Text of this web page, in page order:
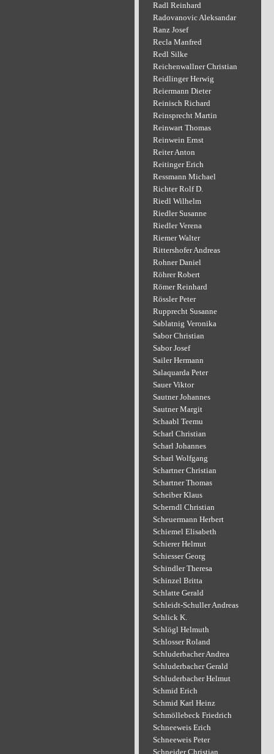
Radl Reinhard
Radovanovic Aleksandar
Ranz Josef
Recla Manfred
Redl Silke
Reichenwallner Christian
Reidlinger Herwig
Reiermann Dieter
Reinisch Richard
Reinsprecht Martin
Reinwart Thomas
Reinwein Ernst
Reiter Anton
Reitinger Erich
Ressmann Michael
Richter Rolf D.
Riedl Wilhelm
Riedler Susanne
Riedler Verena
Riemer Walter
Rittershofer Andreas
Rohner Daniel
Röhrer Robert
Römer Reinhard
Rössler Peter
Rupprecht Susanne
Sablatnig Veronika
Sabor Christian
Sabor Josef
Sailer Hermann
Salaquarda Peter
Sauer Viktor
Sautner Johannes
Sautner Margit
Schaabl Teemu
Scharl Christian
Scharl Johannes
Scharl Wolfgang
Schartner Christian
Schartner Thomas
Scheiber Klaus
Scherndl Christian
Scheuermann Herbert
Schiemel Elisabeth
Schierer Helmut
Schiesser Georg
Schindler Theresa
Schinzel Britta
Schlatte Gerald
Schleidt-Schuller Andreas
Schlick K.
Schlögl Helmuth
Schlosser Roland
Schluderbacher Andrea
Schluderbacher Gerald
Schluderbacher Helmut
Schmid Erich
Schmid Karl Heinz
Schmöllebeck Friedrich
Schneeweis Erich
Schneeweis Peter
Schneider Christian